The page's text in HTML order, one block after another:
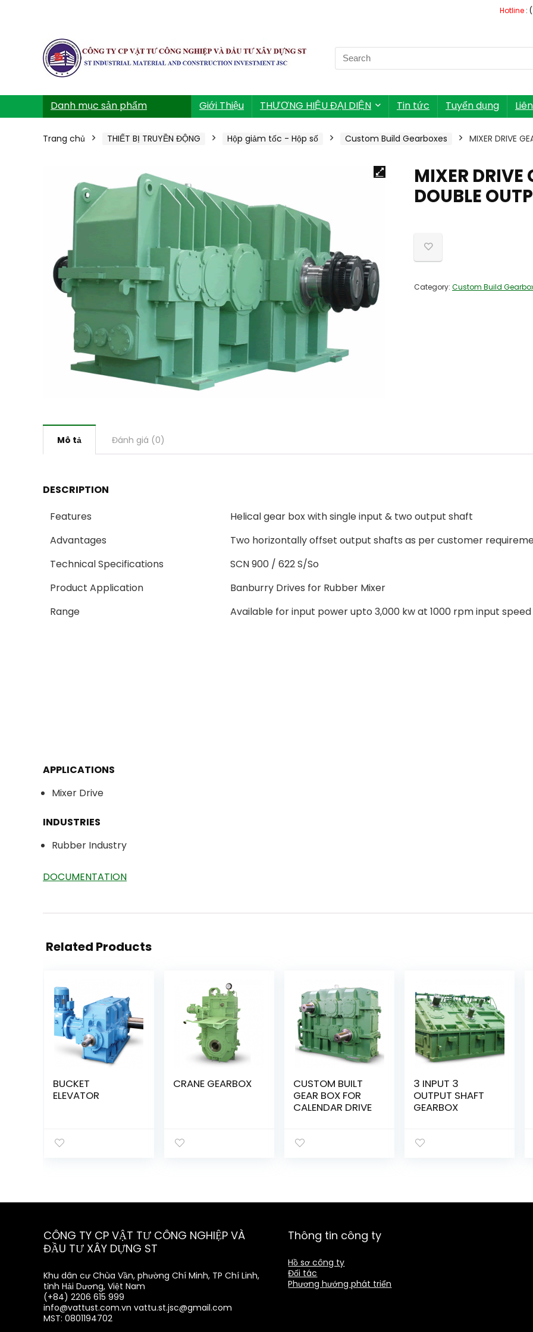
Hotline :
Search
for:
Danh mục sản phẩm Giới Thiệu THƯƠNG HIỆU ĐẠI DIỆN Tin tức Tuyển dụng
Trang chủ THIẾT BỊ TRUYỀN ĐỘNG Hộp giảm tốc - Hộp số Custom Build Gearboxes MIXER DRIVE
MIXER DRIVE
DOUBLE
Category: Custom Build
Mô tả Đánh giá (0)
DESCRIPTION
Features
Helical gear box with single input & two output shaft
Advantages
Two horizontally offset output shafts as per customer
Technical Specifications
SCN 900 / 622 S/So
Product Application
Banburry Drives for Rubber Mixer
Range
Available for input power upto 3,000 kw at 1000 rpm input
APPLICATIONS
Mixer Drive
INDUSTRIES
Rubber Industry
DOCUMENTATION
Related Products
BUCKET
ELEVATOR
CRANE GEARBOX
CUSTOM BUILT
GEAR BOX FOR
CALENDAR DRIVE
3 INPUT 3
OUTPUT SHAFT
GEARBOX
CÔNG TY CP VẬT TƯ CÔNG NGHIỆP VÀ
ĐẦU TƯ XÂY DỰNG ST
Khu dân cư Chùa Vần, phường Chí Minh, TP Chí Linh,
tỉnh Hải Dương, Việt Nam
(+84) 2206 615 999
info@vattust.com.vn vattu.st.jsc@gmail.com
MST: 0801194702
Thông tin công ty
Hồ sơ công ty
Đối tác
Phương hướng phát triển